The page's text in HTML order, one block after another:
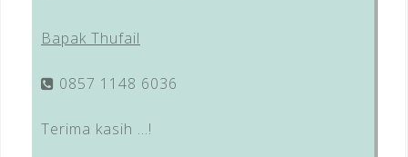
Bapak Thufail
0857 1148 6036
Terima kasih …!